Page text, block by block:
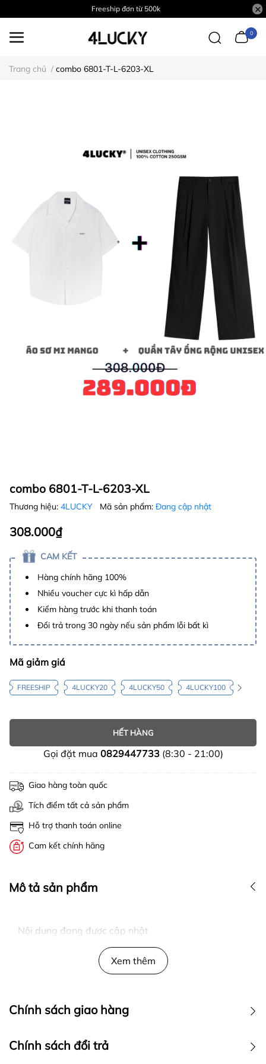
Freeship đơn từ 500k
0
Trang chủ / combo 6801-T-L-6203-XL
combo 6801-T-L-6203-XL
Thương hiệu: 4LUCKY Mã sản phẩm: Đang cập nhật
308.000₫
CAM KẾT
Hàng chính hãng 100%
Nhiều voucher cực kì hấp dẫn
Kiểm hàng trước khi thanh toán
Đổi trả trong 30 ngày nếu sản phẩm lỗi bất kì
Mã giảm giá
FREESHIP 4LUCKY20 4LUCKY50 4LUCKY100
HẾT HÀNG
Gọi đặt mua 0829447733(8:30 - 21:00)
Giao hàng toàn quốc
Tích điểm tất cả sản phẩm
Hỗ trợ thanh toán online
Cam kết chính hãng
Mô tả sản phẩm
Nội dung đang được cập nhật
Xem thêm
Chính sách giao hàng
Chính sách đổi trả